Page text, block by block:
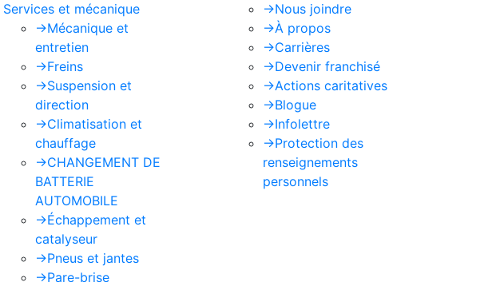
Services et mécanique
->Mécanique et
entretien
->Freins
->Suspension et
direction
->Climatisation et
chauffage
->CHANGEMENT DE
BATTERIE
AUTOMOBILE
->Échappement et
catalyseur
->Pneus et jantes
->Pare-brise
->Nous joindre
->À propos
->Carrières
->Devenir franchisé
->Actions caritatives
->Blogue
->Infolettre
->Protection des
renseignements
personnels